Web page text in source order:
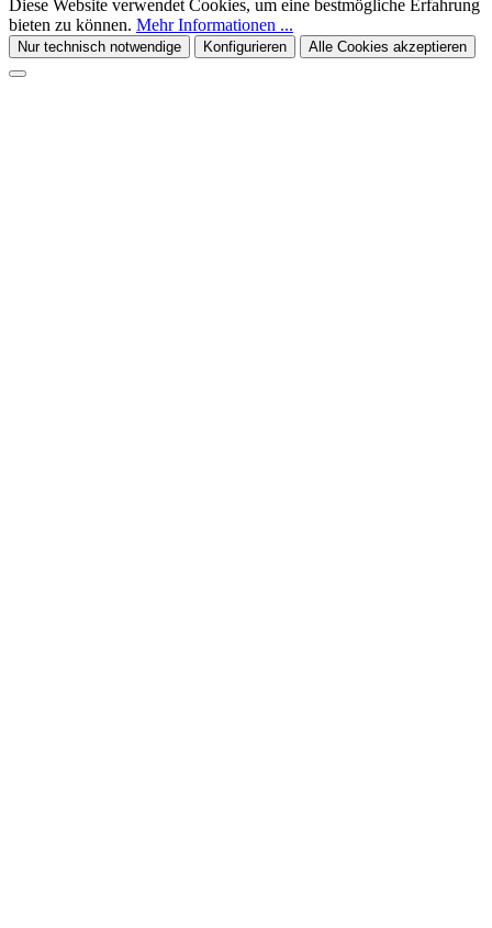
Diese Website verwendet Cookies, um eine bestmögliche Erfahrung
bieten zu können. Mehr Informationen ...
Nur technisch notwendige Konfigurieren Alle Cookies akzeptieren